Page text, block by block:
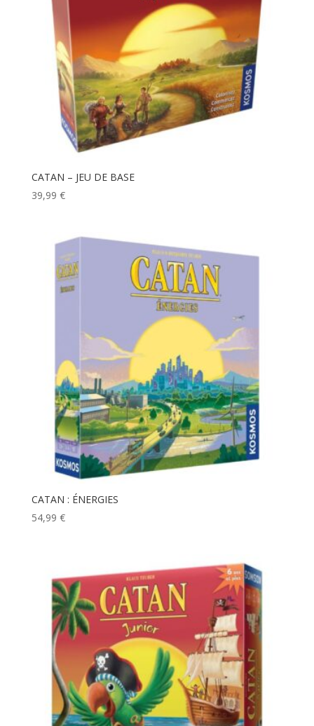
CATAN – JEU DE BASE
39,99 €
CATAN : ÉNERGIES
54,99 €